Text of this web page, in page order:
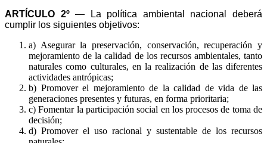
ARTÍCULO 2º— La política ambiental nacional deberá
cumplir los siguientes objetivos:
a) Asegurar la preservación, conservación, recuperación y
mejoramiento de la calidad de los recursos ambientales, tanto
naturales como culturales, en la realización de las diferentes
actividades antrópicas;
b) Promover el mejoramiento de la calidad de vida de las
generaciones presentes y futuras, en forma prioritaria;
c) Fomentar la participación social en los procesos de toma de
decisión;
d) Promover el uso racional y sustentable de los recursos